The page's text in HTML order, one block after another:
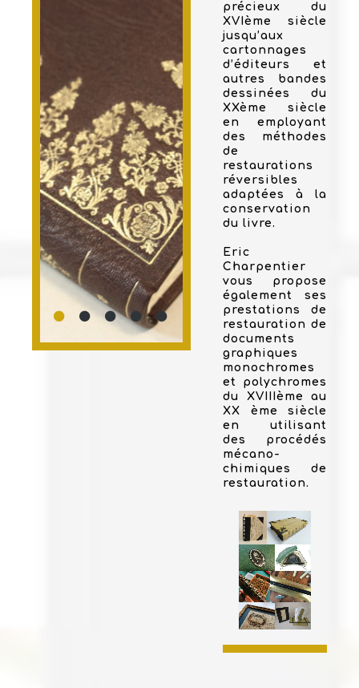
précieux du
XVIème siècle
jusqu’aux
cartonnages
d’éditeurs et
autres bandes
dessinées du
XXème siècle
en employant
des méthodes
de
restaurations
réversibles
adaptées à la
conservation
du livre.
Eric
Charpentier
vous propose
également ses
prestations de
restauration de
documents
graphiques
monochromes
et polychromes
du XVIIIème au
XX ème siècle
en utilisant
des procédés
mécano-
chimiques de
restauration.